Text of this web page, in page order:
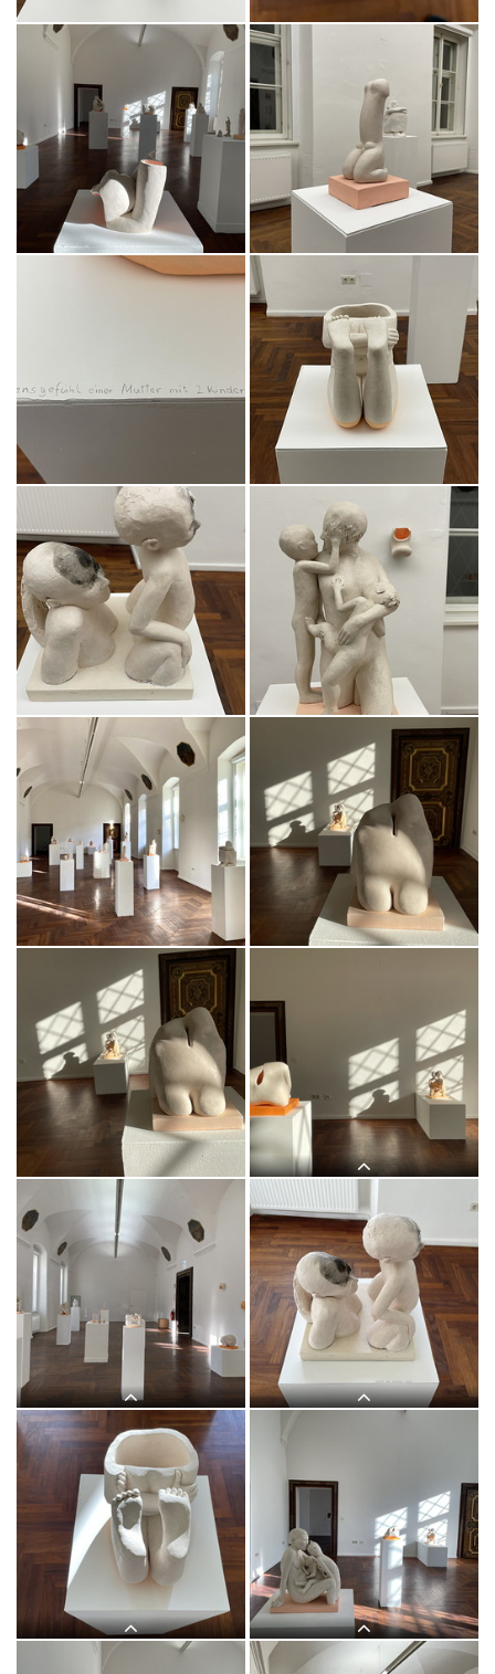
Judith Zilllich: MUTTER GOTTES.
(Ikonen 2018?2020)Eitempera auf
PapierKULTUM Galerie, 12. Nov. 2021
bis 12. Feb. 2022Kurator: Johannes
Rauchenberger
Judith Zilllich: MUTTER GOTTES.
(Ikonen 2018?2020)Eitempera auf
PapierKULTUM Galerie, 12. Nov. 2021
bis 12. Feb. 2022Kurator: Johannes
Rauchenberger
Judith Zilllich: MUTTER GOTTES.
(Ikonen 2018?2020)Eitempera auf
PapierKULTUM Galerie, 12. Nov. 2021
bis 12. Feb. 2022Kurator: Johannes
Rauchenberger